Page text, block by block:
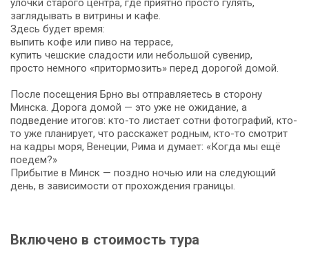
заглядывать в витрины и кафе.
Здесь будет время:
выпить кофе или пиво на террасе,
купить чешские сладости или небольшой сувенир,
просто немного «притормозить» перед дорогой домой.
После посещения Брно вы отправляетесь в сторону
Минска. Дорога домой — это уже не ожидание, а
подведение итогов: кто-то листает сотни фотографий, кто-
то уже планирует, что расскажет родным, кто-то смотрит
на кадры моря, Венеции, Рима и думает: «Когда мы ещё
поедем?»
Прибытие в Минск — поздно ночью или на следующий
день, в зависимости от прохождения границы.
Включено в стоимость тура